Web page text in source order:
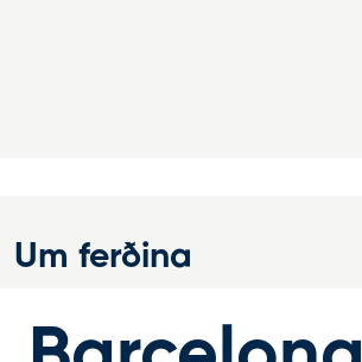
Um ferðina